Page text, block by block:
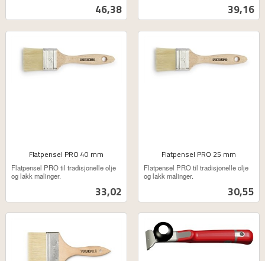
Pris
46,38 Pris
39,16
Flatpensel PRO 40 mm
Pris
33,02
ekskl.
mva.
Flatpensel PRO til tradisjonelle olje
og lakk malinger.
Flatpensel PRO 25 mm
Pris
30,55
ekskl.
mva.
Flatpensel PRO til tradisjonelle olje
og lakk malinger.